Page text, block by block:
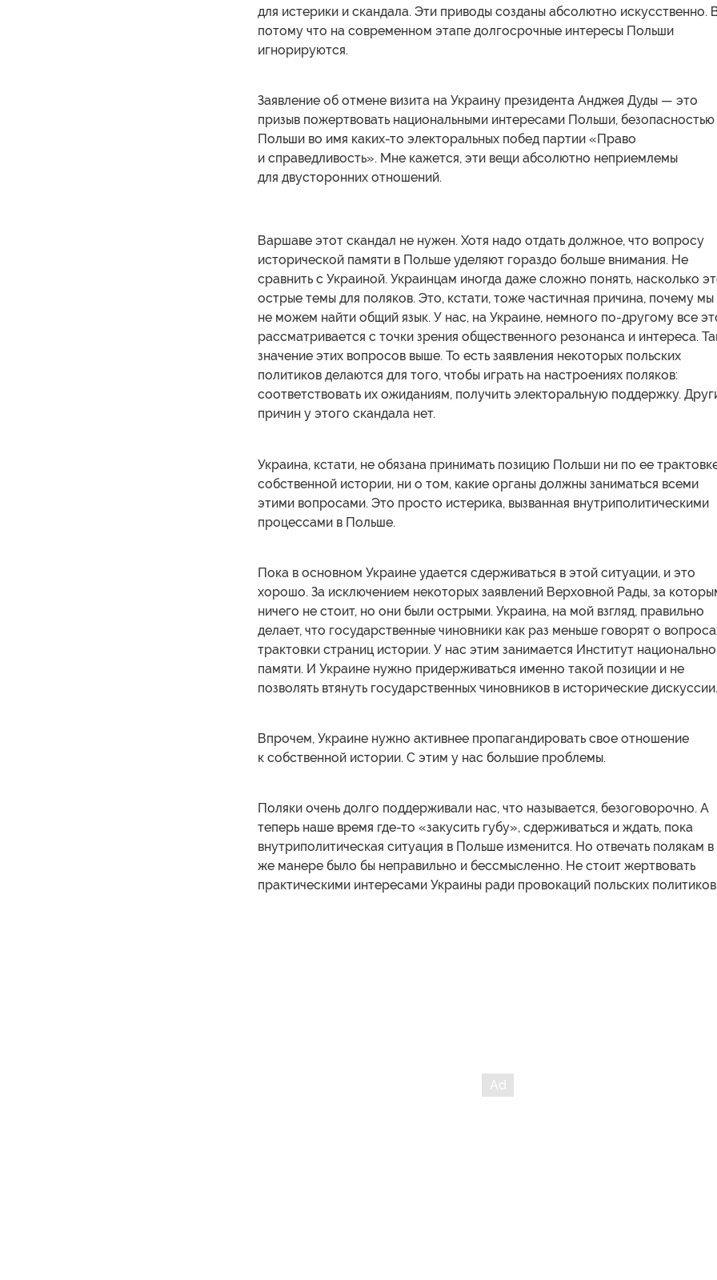
для истерики и скандала. Эти приводы созданы абсолютно искусственно.
потому что на современном этапе долгосрочные интересы Польши
игнорируются.
Заявление об отмене визита на Украину президента Анджея Дуды — это
призыв пожертвовать национальными интересами Польши, безопасностью
Польши во имя каких-то электоральных побед партии «Право
и справедливость». Мне кажется, эти вещи абсолютно неприемлемы
для двусторонних отношений.
Варшаве этот скандал не нужен. Хотя надо отдать должное, что вопросу
исторической памяти в Польше уделяют гораздо больше внимания. Не
сравнить с Украиной. Украинцам иногда даже сложно понять, насколько
острые темы для поляков. Это, кстати, тоже частичная причина, почему мы
не можем найти общий язык. У нас, на Украине, немного по-другому все
рассматривается с точки зрения общественного резонанса и интереса.
значение этих вопросов выше. То есть заявления некоторых польских
политиков делаются для того, чтобы играть на настроениях поляков:
соответствовать их ожиданиям, получить электоральную поддержку.
причин у этого скандала нет.
Украина, кстати, не обязана принимать позицию Польши ни по ее
собственной истории, ни о том, какие органы должны заниматься всеми
этими вопросами. Это просто истерика, вызванная внутриполитическими
процессами в Польше.
Пока в основном Украине удается сдерживаться в этой ситуации, и это
хорошо. За исключением некоторых заявлений Верховной Рады, за
ничего не стоит, но они были острыми. Украина, на мой взгляд, правильно
делает, что государственные чиновники как раз меньше говорят о
трактовки страниц истории. У нас этим занимается Институт
памяти. И Украине нужно придерживаться именно такой позиции и не
позволять втянуть государственных чиновников в исторические дискуссии.
Впрочем, Украине нужно активнее пропагандировать свое отношение
к собственной истории. С этим у нас большие проблемы.
Поляки очень долго поддерживали нас, что называется, безоговорочно. А
теперь наше время где-то «закусить губу», сдерживаться и ждать, пока
внутриполитическая ситуация в Польше изменится. Но отвечать полякам в
же манере было бы неправильно и бессмысленно. Не стоит жертвовать
практическими интересами Украины ради провокаций польских